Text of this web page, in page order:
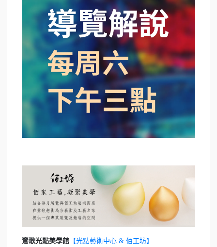
鶯歌光點美學館 【光點藝術中心 & 佰工坊】